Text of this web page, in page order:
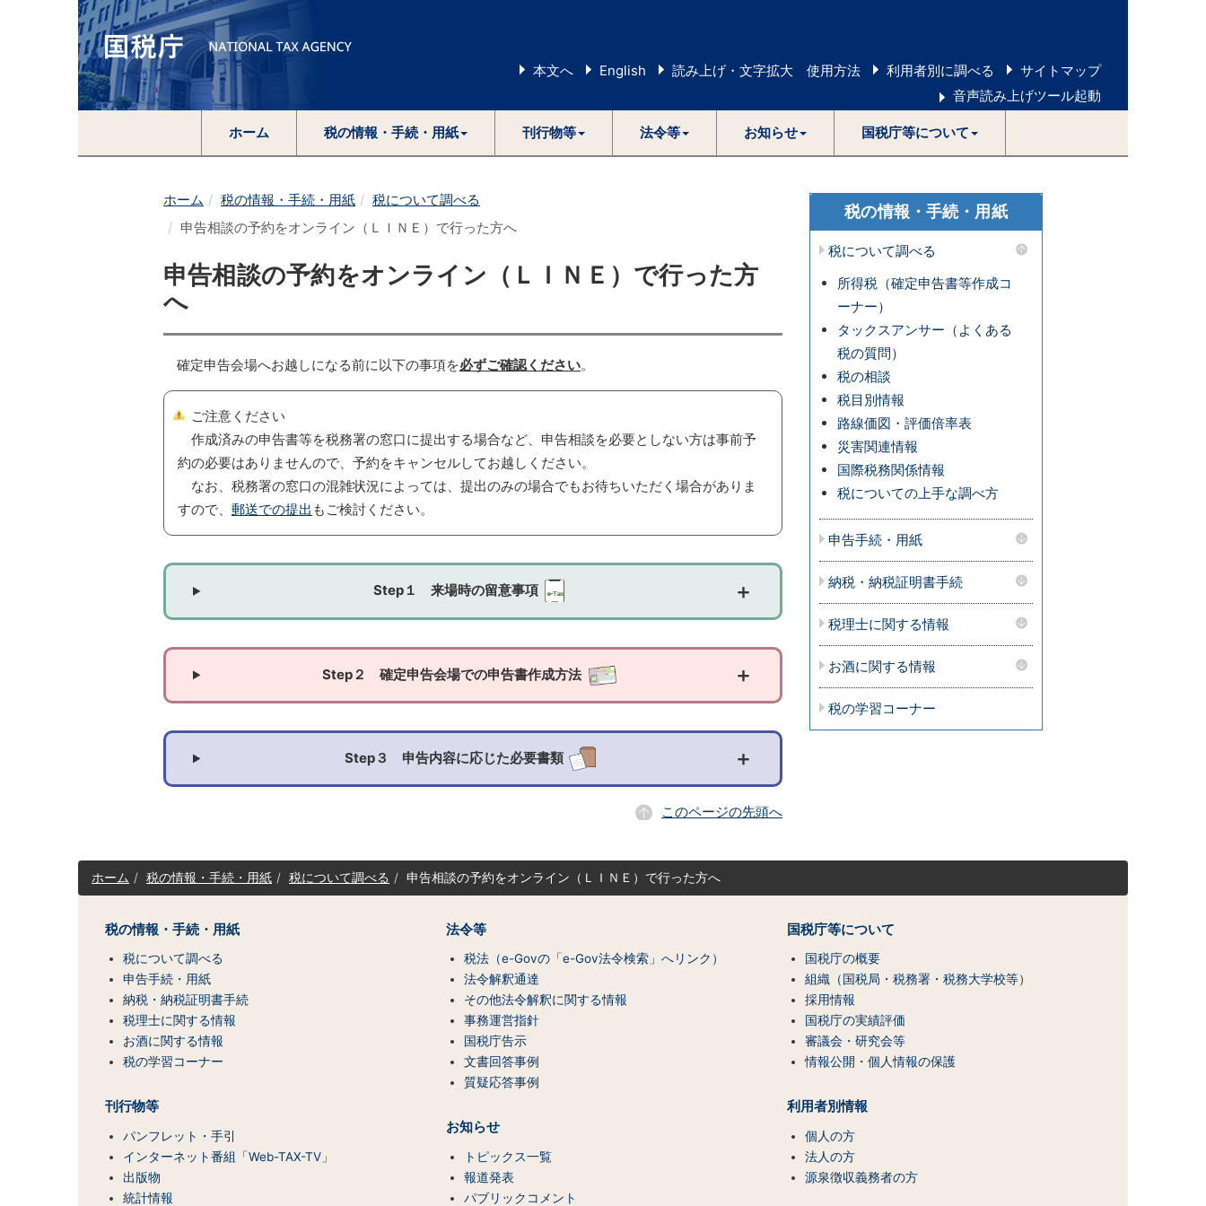
本文へ English 読み上げ・文字拡大 使用方法 利用者別に調べる
サイトマップ
音声読み上げツール起動
ホーム 税の情報・手続・用紙 刊行物等 法令等 お知らせ 国税庁等について
ホーム 税の情報・手続・用紙
税について調べる
申告相談の予約をオンライン（ＬＩＮＥ）で行った方へ
申告相談の予約をオンライン（ＬＩＮＥ）で行った方
へ
確定申告会場へお越しになる前に以下の事項を必ずご確認ください。
ご注意ください
作成済みの申告書等を税務署の窓口に提出する場合など、申告相談を必要としない方は事前予
約の必要はありませんので、予約をキャンセルしてお越しください。
なお、税務署の窓口の混雑状況によっては、提出のみの場合でもお待ちいただく場合がありま
すので、 郵送での提出 もご検討ください。
Step１ 来場時の留意事項 ＋
Step２ 確定申告会場での申告書作成方法 ＋
Step３ 申告内容に応じた必要書類 ＋
このページの先頭へ
税の情報・手続・用紙
税について調べる
所得税（確定申告書等作成コ
ーナー）
タックスアンサー（よくある
税の質問）
税の相談
税目別情報
路線価図・評価倍率表
災害関連情報
国際税務関係情報
税についての上手な調べ方
申告手続・用紙
納税・納税証明書手続
税理士に関する情報
お酒に関する情報
税の学習コーナー
サ
イ
（コ
覧）
ホーム 税の情報・手続・用紙 税について調べる 申告相談の予約をオンライン（ＬＩＮＥ）で行った方へ
税の情報・手続・用紙
税について調べる
申告手続・用紙
納税・納税証明書手続
税理士に関する情報
お酒に関する情報
税の学習コーナー
刊行物等
パンフレット・手引
インターネット番組「Web-TAX-TV」
出版物
統計情報
法令等
税法（e-Govの「e-Gov法令検索」へリンク）
法令解釈通達
その他法令解釈に関する情報
事務運営指針
国税庁告示
文書回答事例
質疑応答事例
お知らせ
トピックス一覧
報道発表
パブリックコメント
国税庁等について
国税庁の概要
組織（国税局・税務署・税務大学校等）
採用情報
国税庁の実績評価
審議会・研究会等
情報公開・個人情報の保護
利用者別情報
個人の方
法人の方
源泉徴収義務者の方